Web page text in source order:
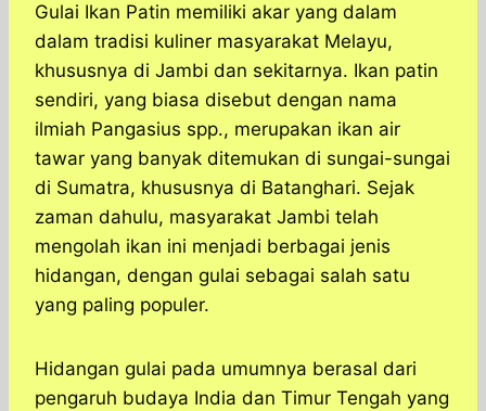
Gulai Ikan Patin memiliki akar yang dalam
dalam tradisi kuliner masyarakat Melayu,
khususnya di Jambi dan sekitarnya. Ikan patin
sendiri, yang biasa disebut dengan nama
ilmiah Pangasius spp., merupakan ikan air
tawar yang banyak ditemukan di sungai-sungai
di Sumatra, khususnya di Batanghari. Sejak
zaman dahulu, masyarakat Jambi telah
mengolah ikan ini menjadi berbagai jenis
hidangan, dengan gulai sebagai salah satu
yang paling populer.
Hidangan gulai pada umumnya berasal dari
pengaruh budaya India dan Timur Tengah yang